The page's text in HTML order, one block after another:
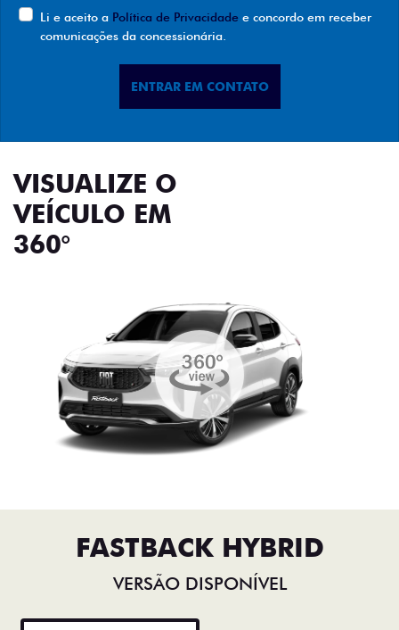
Li e aceito a Política de Privacidade e concordo em receber
comunicações da concessionária.
ENTRAR EM CONTATO
VISUALIZE O
VEÍCULO EM
360°
FASTBACK HYBRID
VERSÃO DISPONÍVEL